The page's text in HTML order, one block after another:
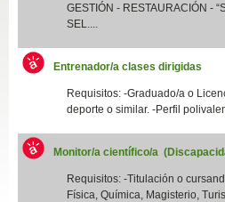
GESTIÓN - RESTAURACIÓN -
SEL....
Entrenador/a clases dirigidas
Requisitos: -Graduado/a o
deporte o similar. -Perfil
Monitor/a científico/a
Requisitos: -Titulación o
Física, Química, Magisterio,